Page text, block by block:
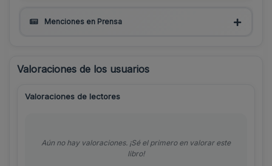
Menciones en Prensa
Valoraciones de los usuarios
Valoraciones de lectores
Aún no hay valoraciones. ¡Sé el primero en valorar este
libro!